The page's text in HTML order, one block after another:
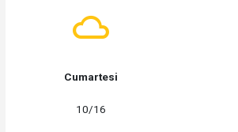
Cumartesi
10/16